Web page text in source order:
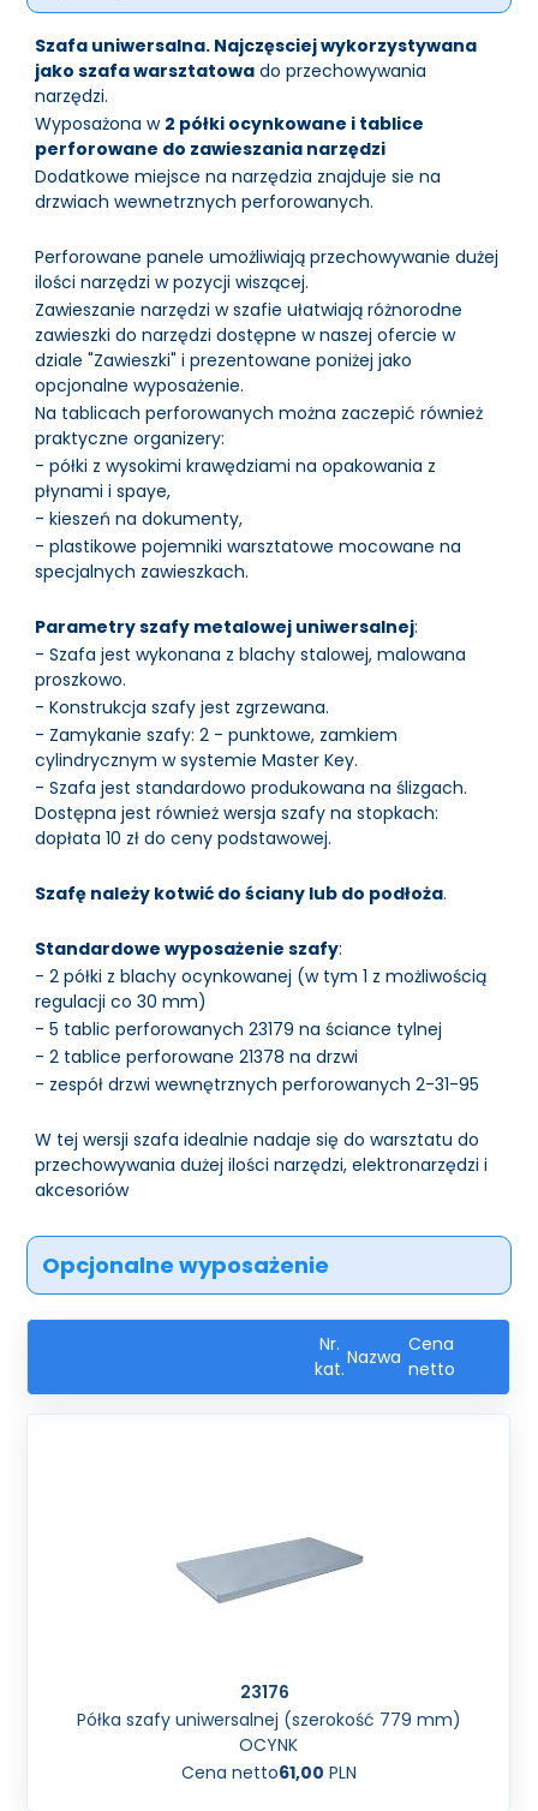
Szafa uniwersalna. Najczęsciej wykorzystywana
jako szafa warsztatowa do przechowywania
narzędzi.
Wyposażona w 2 półki ocynkowane i tablice
perforowane do zawieszania narzędzi
Dodatkowe miejsce na narzędzia znajduje sie na
drzwiach wewnetrznych perforowanych.
Perforowane panele umożliwiają przechowywanie dużej
ilości narzędzi w pozycji wiszącej.
Zawieszanie narzędzi w szafie ułatwiają różnorodne
zawieszki do narzędzi dostępne w naszej ofercie w
dziale "Zawieszki" i prezentowane poniżej jako
opcjonalne wyposażenie.
Na tablicach perforowanych można zaczepić również
praktyczne organizery:
- półki z wysokimi krawędziami na opakowania z
płynami i spaye,
- kieszeń na dokumenty,
- plastikowe pojemniki warsztatowe mocowane na
specjalnych zawieszkach.
Parametry szafy metalowej uniwersalnej:
- Szafa jest wykonana z blachy stalowej, malowana
proszkowo.
- Konstrukcja szafy jest zgrzewana.
- Zamykanie szafy: 2 - punktowe, zamkiem
cylindrycznym w systemie Master Key.
- Szafa jest standardowo produkowana na ślizgach.
Dostępna jest również wersja szafy na stopkach:
dopłata 10 zł do ceny podstawowej.
Szafę należy kotwić do ściany lub do podłoża.
Standardowe wyposażenie szafy:
- 2 półki z blachy ocynkowanej (w tym 1 z możliwością
regulacji co 30 mm)
- 5 tablic perforowanych 23179 na ściance tylnej
- 2 tablice perforowane 21378 na drzwi
- zespół drzwi wewnętrznych perforowanych 2-31-95
W tej wersji szafa idealnie nadaje się do warsztatu do
przechowywania dużej ilości narzędzi, elektronarzędzi i
akcesoriów
Opcjonalne wyposażenie
Nr.
kat.
Nazwa
Cena
netto
23176
Półka szafy uniwersalnej (szerokość 779 mm)
OCYNK
Cena netto61,00 PLN